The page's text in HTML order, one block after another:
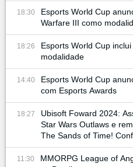
18:30
Esports World Cup
Warfare III como
18:26
Esports World Cup
modalidade
14:40
Esports World Cup
com Esports Awards
18:27
Ubisoft Foward 2024:
Star Wars Outlaws e
The Sands of Time!
conferência
11:30
MMORPG League of